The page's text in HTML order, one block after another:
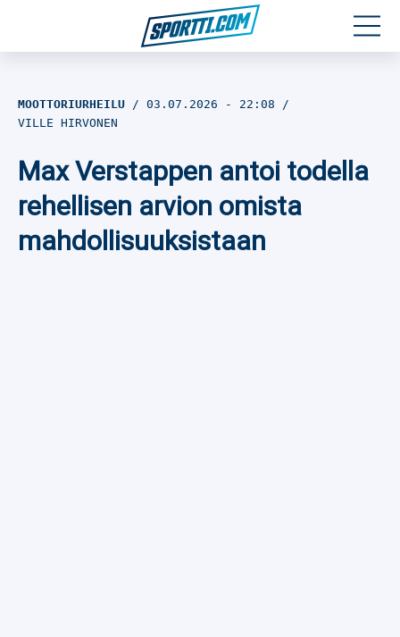
Jalkapallo
Yleisurheilu
MOOTTORIURHEILU 03.07.2026 - 22:08
VILLE HIRVONEN
Max Verstappen antoi todella
rehellisen arvion omista
mahdollisuuksistaan